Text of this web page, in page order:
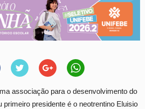
associação para o desenvolvimento do
primeiro presidente é o neotrentino Eluisio